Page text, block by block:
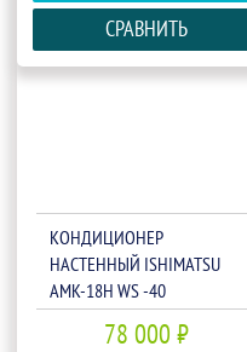
СРАВНИТЬ
КОНДИЦИОНЕР
НАСТЕННЫЙ ISHIMATSU
AMK-18H WS -40
78 000 ₽